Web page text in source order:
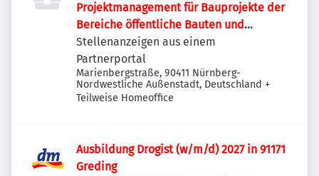
Projektmanagement für Bauprojekte der
Bereiche öffentliche Bauten und
Industriebauten / Infrastruktur
Stellenanzeigen aus einem
Partnerportal
Marienbergstraße, 90411 Nürnberg-
Nordwestliche Außenstadt, Deutschland +
Teilweise Homeoffice
Ausbildung Drogist (w/m/d) 2027 in 91171
Greding